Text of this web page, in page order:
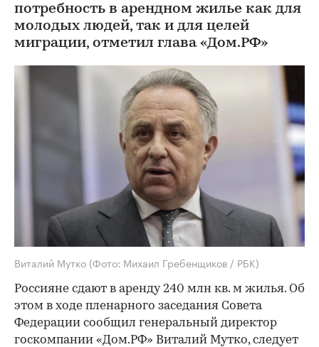
потребность в арендном жилье как для
молодых людей, так и для целей
миграции, отметил глава «Дом.РФ»
Виталий Мутко (Фото: Михаил Гребенщиков / РБК)
Россияне сдают в аренду 240 млн кв. м жилья. Об
этом в ходе пленарного заседания Совета
Федерации сообщил генеральный директор
госкомпании «Дом.РФ» Виталий Мутко, следует